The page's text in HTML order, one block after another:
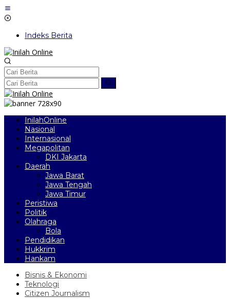
Lewati
ke
Indeks Berita
InilahOnline
Nasional
Internasional
Megapolitan
DKI Jakarta
Daerah
Jawa Barat
Jawa Tengah
Jawa Timur
Peristiwa
Politik
Olahraga
Bola
Pendidikan
Hukkrim
Hankam
Bisnis & Ekonomi
Teknologi
Citizen Journalism